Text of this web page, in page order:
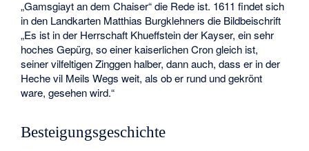
„Gamsgiayt an dem Chaiser“ die Rede ist. 1611 findet sich
in den Landkarten Matthias Burgklehners die Bildbeischrift
„Es ist in der Herrschaft Khueffstein der Kayser, ein sehr
hoches Gepürg, so einer kaiserlichen Cron gleich ist,
seiner vilfeltigen Zinggen halber, dann auch, dass er in der
Heche vil Meils Wegs weit, als ob er rund und gekrönt
ware, gesehen wird.“
Besteigungsgeschichte